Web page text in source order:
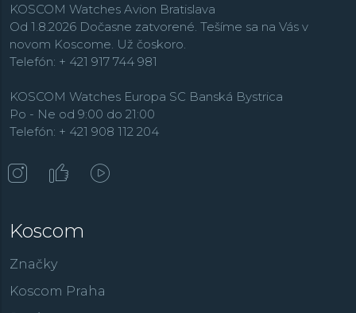
KOSCOM Watches Avion Bratislava
Od 1.8.2026 Dočasne zatvorené. Tešíme sa na Vás v
novom Koscome. Už čoskoro.
Telefón: + 421 917 744 981
KOSCOM Watches Europa SC Banská Bystrica
Po - Ne od 9:00 do 21:00
Telefón: + 421 908 112 204
Koscom
Značky
Koscom Praha